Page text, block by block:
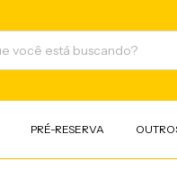
PRÉ-RESERVA